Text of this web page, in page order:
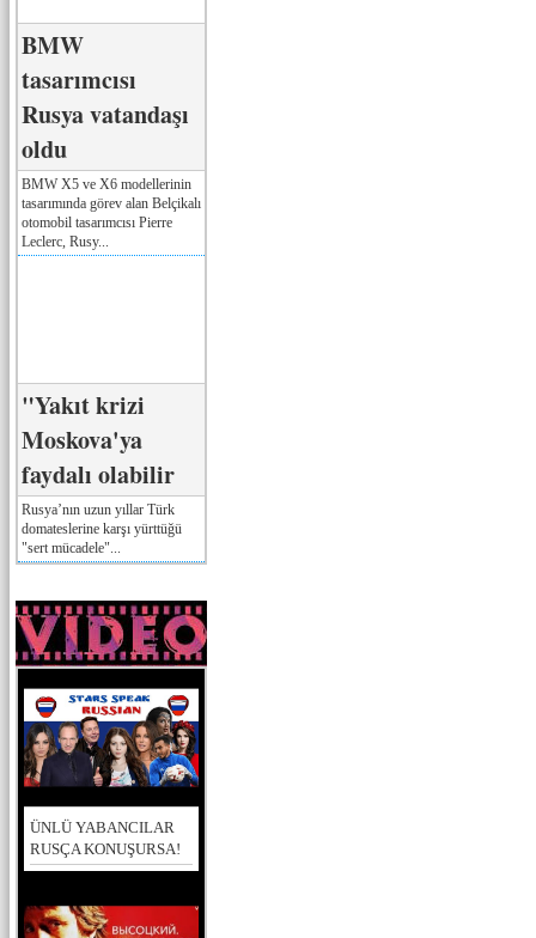
BMW
tasarımcısı
Rusya vatandaşı
oldu
BMW X5 ve X6 modellerinin
tasarımında görev alan Belçikalı
otomobil tasarımcısı Pierre
Leclerc, Rusy...
"Yakıt krizi
Moskova'ya
faydalı olabilir
Rusya’nın uzun yıllar Türk
domateslerine karşı yürttüğü
"sert mücadele"...
ÜNLÜ YABANCILAR
RUSÇA KONUŞURSA!